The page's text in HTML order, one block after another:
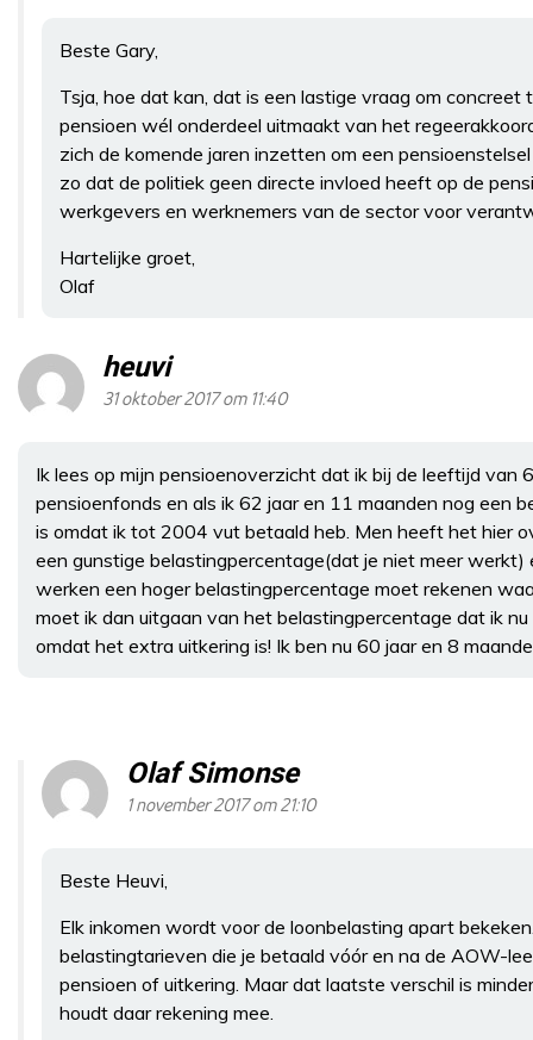
Beste Gary,
Tsja, hoe dat kan, dat is een lastige vraag om
pensioen wél onderdeel uitmaakt van het
zich de komende jaren inzetten om een
zo dat de politiek geen directe invloed heeft op de
werkgevers en werknemers van de sector voor
Hartelijke groet,
Olaf
heuvi
31 oktober 2017 om 11:40
Ik lees op mijn pensioenoverzicht dat ik bij de leeftijd
pensioenfonds en als ik 62 jaar en 11 maanden nog een
is omdat ik tot 2004 vut betaald heb. Men heeft het hier
een gunstige belastingpercentage(dat je niet meer
werken een hoger belastingpercentage moet rekenen
moet ik dan uitgaan van het belastingpercentage dat ik
omdat het extra uitkering is! Ik ben nu 60 jaar en 8
Olaf Simonse
1 november 2017 om 21:10
Beste Heuvi,
Elk inkomen wordt voor de loonbelasting apart
belastingtarieven die je betaald vóór en na de AOW-
pensioen of uitkering. Maar dat laatste verschil is
houdt daar rekening mee.